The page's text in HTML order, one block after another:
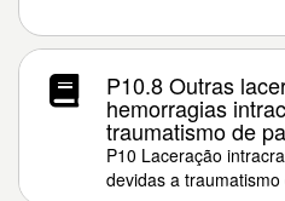
P10.8 Outras
hemorragias
traumatismo de
P10 Laceração
devidas a